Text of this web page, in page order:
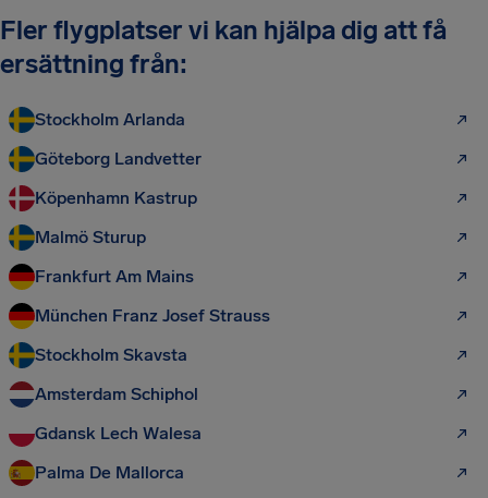
Fler flygplatser vi kan hjälpa dig att få
ersättning från:
Stockholm Arlanda
Göteborg Landvetter
Köpenhamn Kastrup
Malmö Sturup
Frankfurt Am Mains
München Franz Josef Strauss
Stockholm Skavsta
Amsterdam Schiphol
Gdansk Lech Walesa
Palma De Mallorca